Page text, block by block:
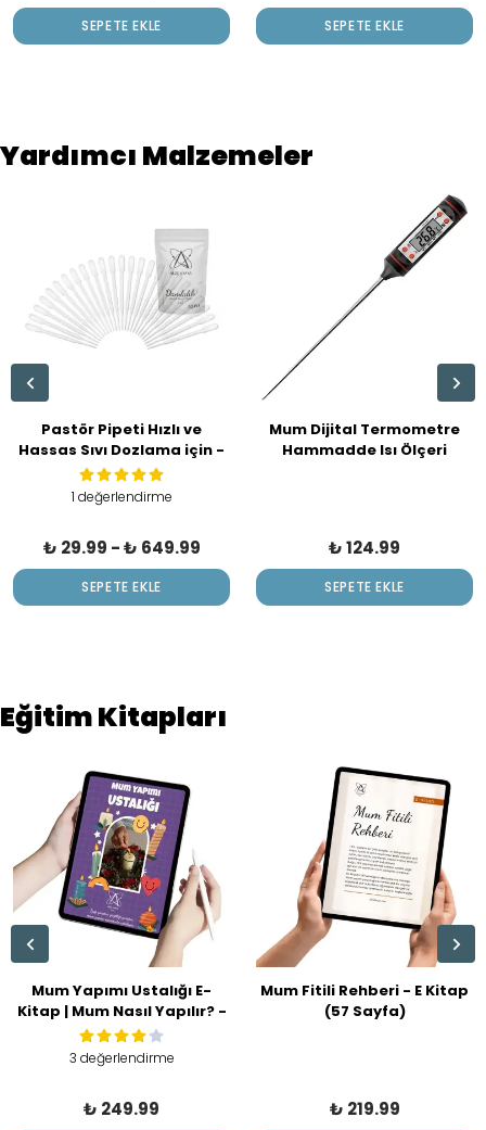
SEPETE EKLE SEPETE EKLE
Yardımcı Malzemeler
Pastör Pipeti Hızlı ve
Hassas Sıvı Dozlama için -
Plastik Damlalık - 3 ml
1 değerlendirme
₺ 29.99 -₺ 649.99
SEPETE EKLE
Mum Dijital Termometre
Hammadde Isı Ölçeri
₺ 124.99
SEPETE EKLE
Eğitim Kitapları
Mum Yapımı Ustalığı E-
Kitap | Mum Nasıl Yapılır? -
Mum Yapımı Eğitimi
3 değerlendirme
₺ 249.99
Mum Fitili Rehberi - E Kitap
(57 Sayfa)
₺ 219.99